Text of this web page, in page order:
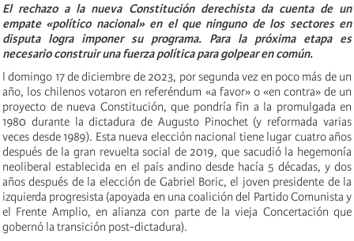
El rechazo a la nueva Constitución derechista da cuenta de un
empate «político nacional» en el que ninguno de los sectores en
disputa logra imponer su programa. Para la próxima etapa es
necesario construir una fuerza política para golpear en común.
l domingo 17 de diciembre de 2023, por segunda vez en poco más de un
año, los chilenos votaron en referéndum «a favor» o «en contra» de un
proyecto de nueva Constitución, que pondría fin a la promulgada en
1980 durante la dictadura de Augusto Pinochet (y reformada varias
veces desde 1989). Esta nueva elección nacional tiene lugar cuatro años
después de la gran revuelta social de 2019, que sacudió la hegemonía
neoliberal establecida en el país andino desde hacía 5 décadas, y dos
años después de la elección de Gabriel Boric, el joven presidente de la
izquierda progresista (apoyada en una coalición del Partido Comunista y
el Frente Amplio, en alianza con parte de la vieja Concertación que
gobernó la transición post-dictadura).